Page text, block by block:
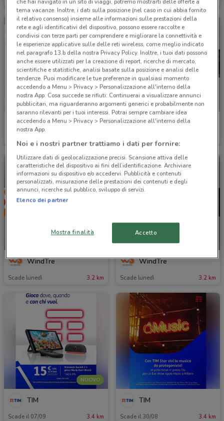
WindTre
Scade il 25/09
WindTre
Scade il 20/09
WindTre
Scade lunedì 3.2 km
WindTre
Scade lunedì 3.2 km
NUOVO
TIM
Scade il 07/09 3.4 km
TIM
Scade il 30/08 3.4 km
che hai navigato in un sito di viaggi, potremo mostrarti delle offerte a
tema vacanze. Inoltre, i dati sulla posizione (nel caso in cui abbia fornito
il relativo consenso) insieme alle informazioni sulle prestazioni della
rete e agli identificativi del dispositivo, possono essere raccolte e
condivisi con terze parti per comprendere e migliorare la connettività e
le esperienze applicative sulle delle reti wireless, come meglio indicato
nel paragrafo 13.b della nostra Privacy Policy. Inoltre, i tuoi dati possono
anche essere utilizzati per la creazione di report, ricerche di mercato,
scientifiche e statistiche, analisi basate sulla posizione e analisi delle
tendenze. Puoi modificare le tue preferenze in qualsiasi momento
accedendo a Menu > Privacy > Personalizzazione all'interno della
nostra App. Cosa succede se rifiuti: Continuerai a visualizzare annunci
pubblicitari, ma riguarderanno argomenti generici e probabilmente non
saranno rilevanti per i tuoi interessi. Potrai sempre cambiare idea
accedendo a Menu > Privacy > Personalizzazione all'interno della
nostra App.
Noi e i nostri partner trattiamo i dati per fornire:
Utilizzare dati di geolocalizzazione precisi. Scansione attiva delle
caratteristiche del dispositivo ai fini dell’identificazione. Archiviare
informazioni su dispositivo e/o accedervi. Pubblicità e contenuti
personalizzati, misurazione delle prestazioni dei contenuti e degli
annunci, ricerche sul pubblico, sviluppo di servizi.
Elenco dei partner
Mostra finalità Accetto